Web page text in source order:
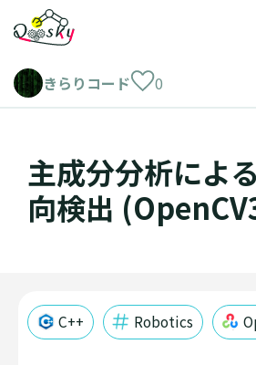
きらりコード 0
主成分分析によ
向検出
C++ Robotics